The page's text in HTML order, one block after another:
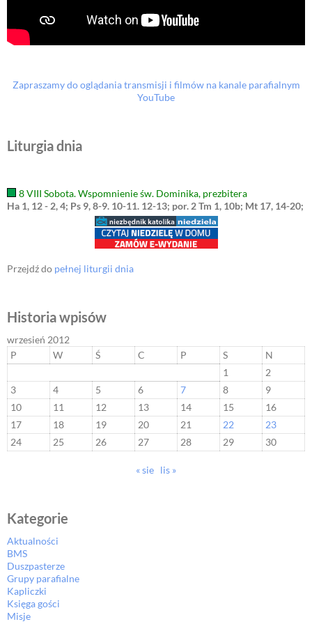
Zapraszamy do oglądania transmisji i filmów na kanale parafialnym
YouTube
Liturgia dnia
8 VIII Sobota. Wspomnienie św. Dominika, prezbitera
Ha 1, 12 - 2, 4; Ps 9, 8-9. 10-11. 12-13; por. 2 Tm 1, 10b; Mt 17, 14-20;
Przejdź do pełnej liturgii dnia
Historia wpisów
wrzesień 2012
P
W Ś C P S
N
1
2
3
4 5 6 7 8
9
10
11 12 13 14 15
16
17
18 19 20 21 22
23
24
25 26 27 28 29 30
« sie lis »
Kategorie
Aktualności
BMS
Duszpasterze
Grupy parafialne
Kapliczki
Księga gości
Misje